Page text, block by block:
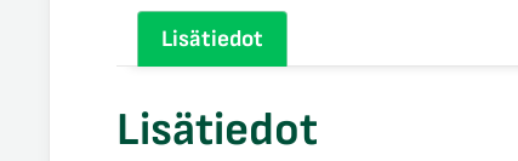
Lisätiedot
Lisätiedot